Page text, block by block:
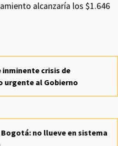
alcanzaría los $1.646
crisis de
urgente al Gobierno
no llueve en sistema